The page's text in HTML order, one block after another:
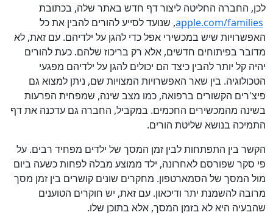
לכן, החברה החליטה ליצור דף חדש באתר שלה, בכתובת
apple.com/families, שנועד לסייע להורים להבין את כל
האפשרויות שיש במכשירי אפל כדי להגן על ילדיהם. עם זאת, לא
מדובר בפיתוחים חדשים, אלא רק בריכוז שלהם. כעת להורים
יהיה קל יותר להבין כיצד הם יכולים להגן על ילדיהם מפגעי
הטכולוגיה. בין שאר האפשרויות המצויות שם, ניתן למצוא גם
פיצ'רים הקשורים ברפואה, כמו מצב שינה, שמפחית הפרעות
בשינה מהמכשירים החכמים. במקביל, החברה גם עדכנה את דף
התמיכה בנושא שליטת הורים.
הקשר בין התפתחות לבין זמן המסך של ילדים מפחיד רבים. על
פי סקר שפורסם לאחרונה, ילד ממוצע מבלה לפחות כשעה ביום
מול המסך של הסמארטפון. מחקרים שונים קושרים בין זמן מסך
מרובה להשמנת יתר ודיכאון. עם זאת, יש חוקרים הטוענים
שהבעיה היא לא בזמן המסך, אלא בתוכן שלו.